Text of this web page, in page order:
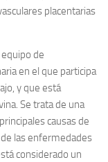
placentarias
de
en el que participa
y que está
Se trata de una
causas de
las enfermedades
considerado un